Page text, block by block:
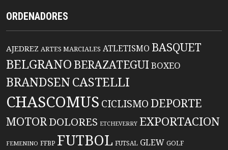
ORDENADORES
AJEDREZ ARTES MARCIALES ATLETISMO BASQUET
BELGRANO BERAZATEGUIBOXEO
BRANDSENCASTELLI
CHASCOMUS CICLISMO DEPORTE
MOTORDOLORES ETCHEVERRY EXPORTACION
FEMENINO FFBP FUTBOL FUTSAL GLEW GOLF